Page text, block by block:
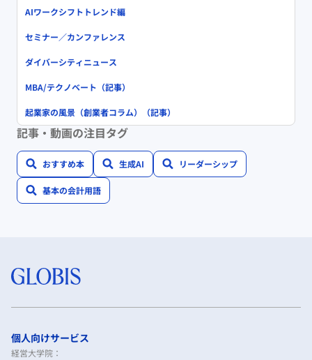
AIワークシフトトレンド編
セミナー／カンファレンス
ダイバーシティニュース
MBA/テクノベート（記事）
起業家の風景（創業者コラム）（記事）
記事・動画の注目タグ
おすすめ本 生成AI リーダーシップ
基本の会計用語
個人向けサービス
経営大学院：